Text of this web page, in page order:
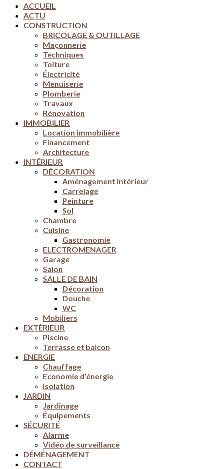
ACCUEIL
ACTU
CONSTRUCTION
BRICOLAGE & OUTILLAGE
Maçonnerie
Techniques
Toiture
Électricité
Menuiserie
Plomberie
Travaux
Rénovation
IMMOBILIER
Location immobilière
Financement
Architecture
INTÉRIEUR
DÉCORATION
Aménagement intérieur
Carrelage
Peinture
Sol
Chambre
Cuisine
Gastronomie
ELECTROMENAGER
Garage
Salon
SALLE DE BAIN
Décoration
Douche
WC
Mobiliers
EXTÉRIEUR
Piscine
Terrasse et balcon
ENERGIE
Chauffage
Economie d’énergie
Isolation
JARDIN
Jardinage
Équipements
SÉCURITÉ
Alarme
Vidéo de surveillance
DÉMÉNAGEMENT
CONTACT